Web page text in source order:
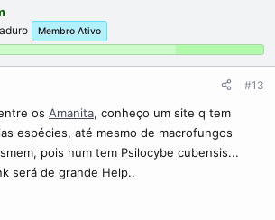
Membro Ativo
#13
os Amanita, conheço um site q tem
espécies, até mesmo de macrofungos
pois num tem Psilocybe cubensis...
será de grande Help..